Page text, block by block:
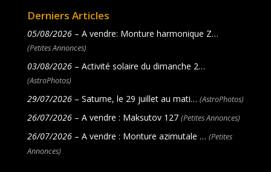
Derniers Articles
05/08/2026– A vendre: Monture harmonique Z…
(Petites Annonces)
03/08/2026– Activité solaire du dimanche 2…
(AstroPhotos)
29/07/2026– Saturne, le 29 juillet au mati… (AstroPhotos)
26/07/2026– A vendre : Maksutov 127 (Petites Annonces)
26/07/2026– A vendre : Monture azimutale … (Petites
Annonces)